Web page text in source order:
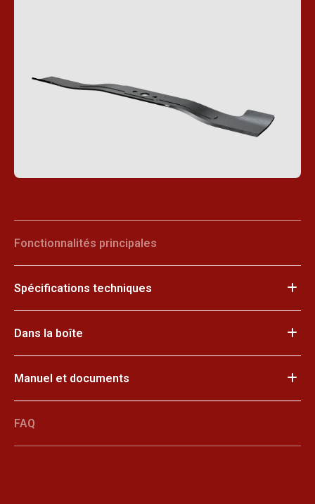
Fonctionnalités principales
Spécifications techniques
Dans la boîte
Manuel et documents
FAQ